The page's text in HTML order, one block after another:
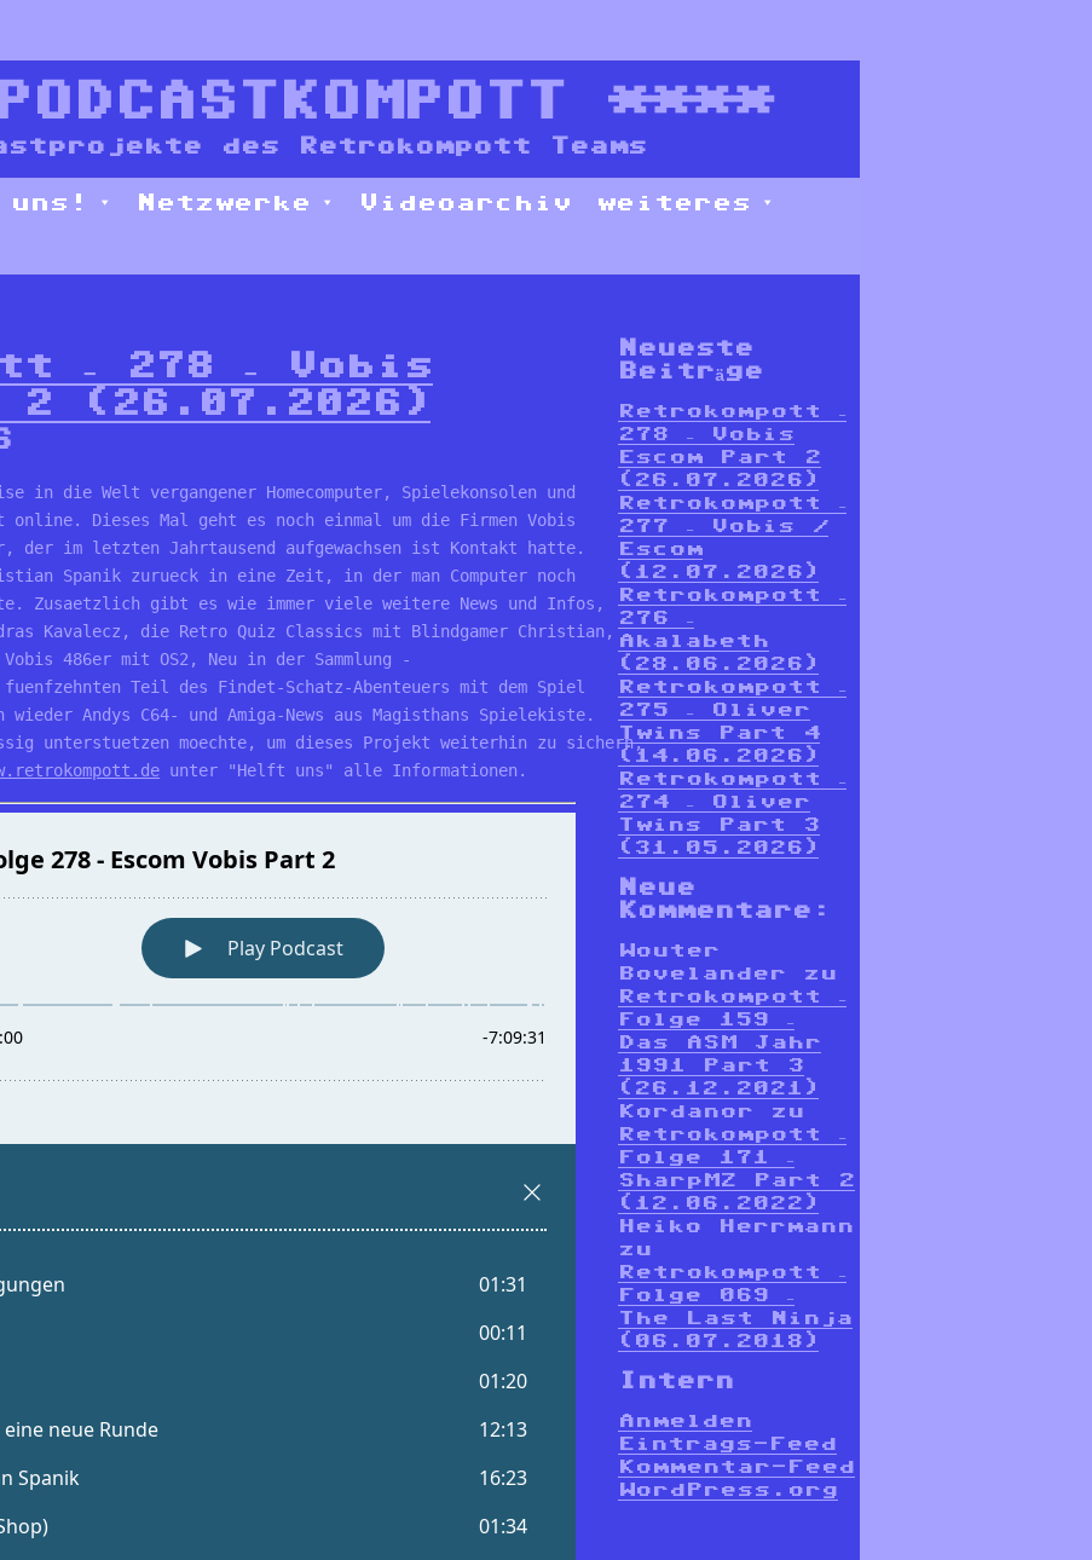
PODCASTKOMPOTT ****
des Retrokompott Teams
Netzwerke Videoarchiv weiteres
– 278 – Vobis
2 (26.07.2026)
in die Welt vergangener Homecomputer, Spielekonsolen und
online. Dieses Mal geht es noch einmal um die Firmen Vobis
der im letzten Jahrtausend aufgewachsen ist Kontakt hatte.
Spanik zurueck in eine Zeit, in der man Computer noch
Zusaetzlich gibt es wie immer viele weitere News und Infos,
Kavalecz, die Retro Quiz Classics mit Blindgamer Christian,
486er mit OS2, Neu in der Sammlung -
Teil des Findet-Schatz-Abenteuers mit dem Spiel
Andys C64- und Amiga-News aus Magisthans Spielekiste.
unterstuetzen moechte, um dieses Projekt weiterhin zu sichern,
unter "Helft uns" alle Informationen.
Neueste
Beiträge
Retrokompott –
278 – Vobis
Escom Part 2
(26.07.2026)
Retrokompott –
277 – Vobis /
Escom
(12.07.2026)
Retrokompott –
276 –
Akalabeth
(28.06.2026)
Retrokompott –
275 – Oliver
Twins Part 4
(14.06.2026)
Retrokompott –
274 – Oliver
Twins Part 3
(31.05.2026)
Neue
Kommentare:
Wouter
Bovelander zu
Retrokompott –
Folge 159 –
Das ASM Jahr
1991 Part 3
(26.12.2021)
Kordanor zu
Retrokompott –
Folge 171 –
SharpMZ Part 2
(12.06.2022)
Heiko Herrmann
zu
Retrokompott –
Folge 069 –
The Last Ninja
(06.07.2018)
Intern
Anmelden
Eintrags-Feed
Kommentar-Feed
WordPress.org